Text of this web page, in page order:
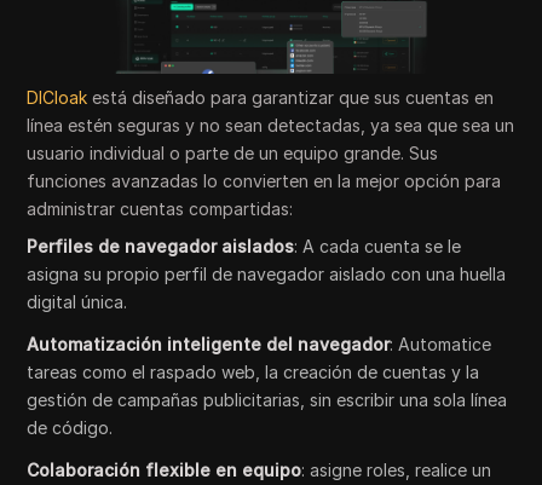
DICloak está diseñado para garantizar que sus cuentas en
línea estén seguras y no sean detectadas, ya sea que sea un
usuario individual o parte de un equipo grande. Sus
funciones avanzadas lo convierten en la mejor opción para
administrar cuentas compartidas:
Perfiles de navegador aislados: A cada cuenta se le
asigna su propio perfil de navegador aislado con una huella
digital única.
Automatización inteligente del navegador: Automatice
tareas como el raspado web, la creación de cuentas y la
gestión de campañas publicitarias, sin escribir una sola línea
de código.
Colaboración flexible en equipo: asigne roles, realice un